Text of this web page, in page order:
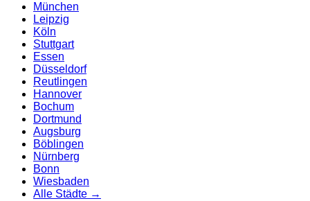
München
Leipzig
Köln
Stuttgart
Essen
Düsseldorf
Reutlingen
Hannover
Bochum
Dortmund
Augsburg
Böblingen
Nürnberg
Bonn
Wiesbaden
Alle Städte →